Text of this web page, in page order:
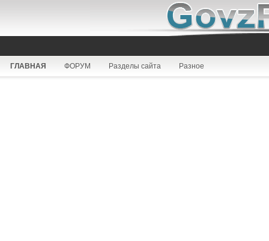
ГЛАВНАЯ ФОРУМ Разделы сайта Разное